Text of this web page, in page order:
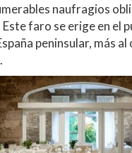
naufragios
faro se erige en el
peninsular, más al